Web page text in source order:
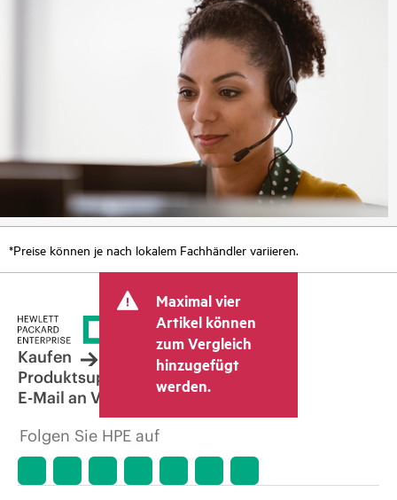
*Preise können je nach lokalem Fachhändler variieren.
Maximal vier
Artikel können
zum Vergleich
hinzugefügt
werden.
Kaufen
Produktsupport
E-Mail an Vertrieb
Folgen Sie HPE auf